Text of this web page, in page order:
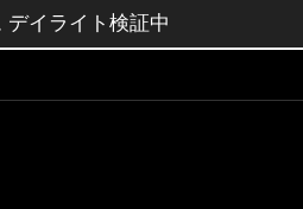
イライト検証中